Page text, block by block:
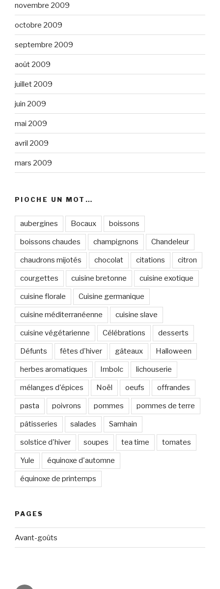
novembre 2009
octobre 2009
septembre 2009
août 2009
juillet 2009
juin 2009
mai 2009
avril 2009
mars 2009
PIOCHE UN MOT…
aubergines Bocaux boissons
boissons chaudes champignons Chandeleur
chaudrons mijotés chocolat citations citron
courgettes cuisine bretonne cuisine exotique
cuisine florale Cuisine germanique
cuisine méditerranéenne cuisine slave
cuisine végétarienne Célébrations desserts
Défunts fêtes d'hiver gâteaux Halloween
herbes aromatiques Imbolc lichouserie
mélanges d'épices Noël oeufs offrandes
pasta poivrons pommes pommes de terre
pâtisseries salades Samhain
solstice d'hiver soupes tea time tomates
Yule équinoxe d'automne
équinoxe de printemps
PAGES
Avant-goûts